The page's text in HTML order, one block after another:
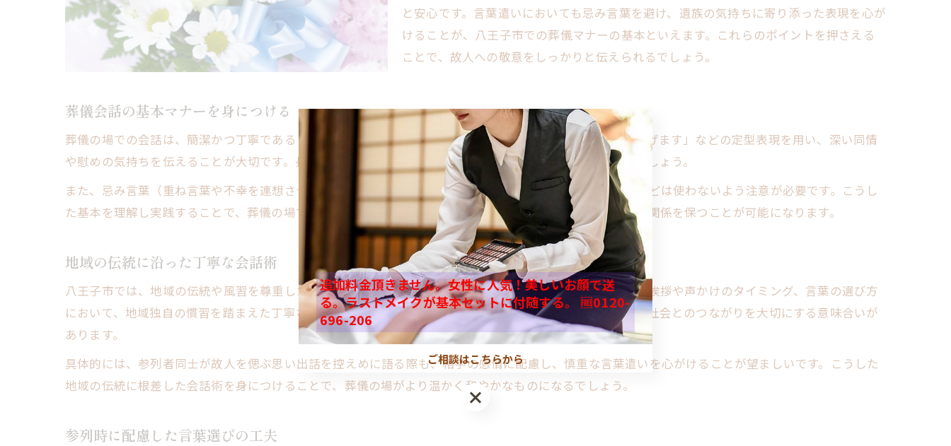
八王子市流の温かな声かけポイント
安心感を与える対応と会話術の工夫
感謝を伝える葬儀マナーの実践集
避けるべき葬儀会話マナー早見表
会話で失礼にならないための注意点
八王子市の風習に合った言葉選び
葬儀で誤解を招く表現の実例紹介
参列時に気をつけたい対応方法
お悔やみの場面で安心できる会話術
お悔やみ会話マナーの基本パターン
訃報時に適切な言葉を選ぶコツ
安心感を与えるお悔やみの伝え方
葬儀マナーに沿った会話例の紹介
八王子市でよく用いられる表現集
葬儀参列時に必要な配慮と対応方法
参列時の葬儀マナーと配慮一覧表
と安心です。言葉遣いにおいても忌み言葉を避け、遺族の気持ちに寄り添った表現を心が
けることが、八王子市での葬儀マナーの基本といえます。これらのポイントを押さえる
ことで、故人への敬意をしっかりと伝えられるでしょう。
葬儀会話の基本マナーを身につける
葬儀の場での会話は、簡潔かつ丁寧であることが基本マナーです。まず、遺族に対しては「お悔やみ申し上げます」などの定型表現を用い、深い同情
や慰めの気持ちを伝えることが大切です。長話や軽率な言葉は避け、相手の心情に配慮した会話を心がけましょう。
また、忌み言葉（重ね言葉や不幸を連想させる言葉）は避けるべきで、例えば「重ね重ね」「たびたび」などは使わないよう注意が必要です。こうし
た基本を理解し実践することで、葬儀の場での適切な会話が自然に身につき、遺族や他の参列者との良好な関係を保つことが可能になります。
地域の伝統に沿った丁寧な会話術
八王子市では、地域の伝統や風習を尊重した会話術が葬儀マナーの一環として重視されています。例えば、挨拶や声かけのタイミング、言葉の選び方
において、地域独自の慣習を踏まえた丁寧な対応が求められます。これは故人や遺族の心情を尊重し、地域社会とのつながりを大切にする意味合いが
あります。
具体的には、参列者同士が故人を偲ぶ思い出話を控えめに語る際も、相手の感情に配慮し、慎重な言葉遣いを心がけることが望ましいです。こうした
地域の伝統に根差した会話術を身につけることで、葬儀の場がより温かく和やかなものになるでしょう。
参列時に配慮した言葉選びの工夫
追加料金頂きません。女性に人気！美しいお顔で送
る。ラストメイクが基本セットに付随する。 🆓0120-
696-206
ご相談はこちらから